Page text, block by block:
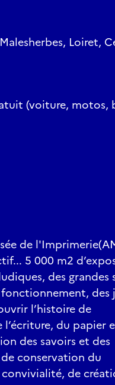
Loiret,
(voiture, motos,
de
5 000 m2
des grandes
des
l’histoire de
l’écriture, du papier
des savoirs et des
conservation du
de